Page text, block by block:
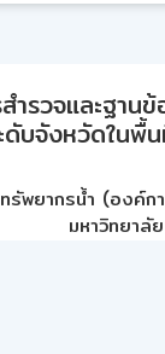
ำรวจและฐา
ดับจังหวัดในพื้
รัพยากรน้ำ (องค์ก
มหาวิทยาลั